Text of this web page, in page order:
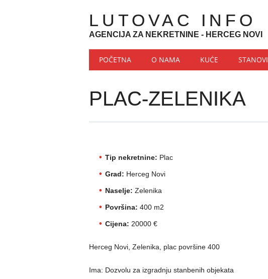
LUTOVAC INFO
AGENCIJA ZA NEKRETNINE - HERCEG NOVI
Main menu
Skip to content
POČETNA O NAMA KUĆE STANOVI
PLAC-ZELENIKA
Tip nekretnine: Plac
Grad: Herceg Novi
Naselje: Zelenika
Površina: 400 m2
Cijena: 20000 €
Herceg Novi, Zelenika, plac površine 400
Ima: Dozvolu za izgradnju stanbenih objekata